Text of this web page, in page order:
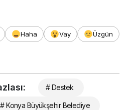
Haha Vay
Üzgün
# Destek
# Konya Büyükşehir Belediye